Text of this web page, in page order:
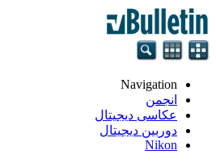
Navigation
انجمن
عکاسی دیجیتال
دوربین دیجیتال
Nikon